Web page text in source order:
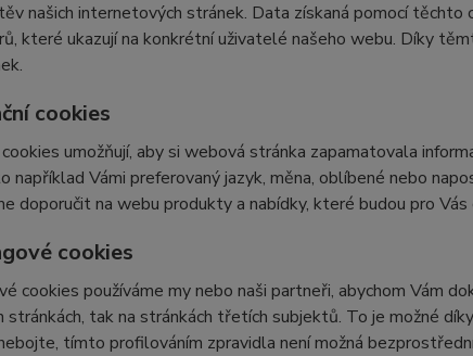
našich internetových stránek. Data získaná pomocí těchto
které ukazují na konkrétní uživatelé našeho webu. Díky
cookies
umožňují, aby si webová stránka zapamatovala
například Vámi preferovaný jazyk, měna, oblíbené nebo
doporučit na webu produkty a nabídky, které budou pro Vás
cookies
cookies používáme my nebo naši partneři, abychom Vám
stránkách, tak na stránkách třetích subjektů. To je možné
tímto profilováním zpravidla není možná